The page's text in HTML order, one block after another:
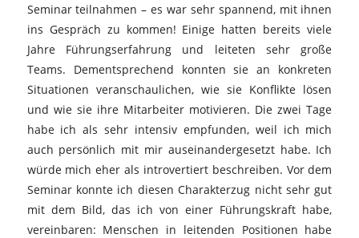
Seminar teilnahmen – es war sehr spannend, mit ihnen
ins Gespräch zu kommen! Einige hatten bereits viele
Jahre Führungserfahrung und leiteten sehr große
Teams. Dementsprechend konnten sie an konkreten
Situationen veranschaulichen, wie sie Konflikte lösen
und wie sie ihre Mitarbeiter motivieren. Die zwei Tage
habe ich als sehr intensiv empfunden, weil ich mich
auch persönlich mit mir auseinandergesetzt habe. Ich
würde mich eher als introvertiert beschreiben. Vor dem
Seminar konnte ich diesen Charakterzug nicht sehr gut
mit dem Bild, das ich von einer Führungskraft habe,
vereinbaren: Menschen in leitenden Positionen habe